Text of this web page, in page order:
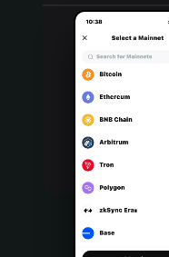
Português (Portugal)
Bahasa Indonesia
Português (Brasil)